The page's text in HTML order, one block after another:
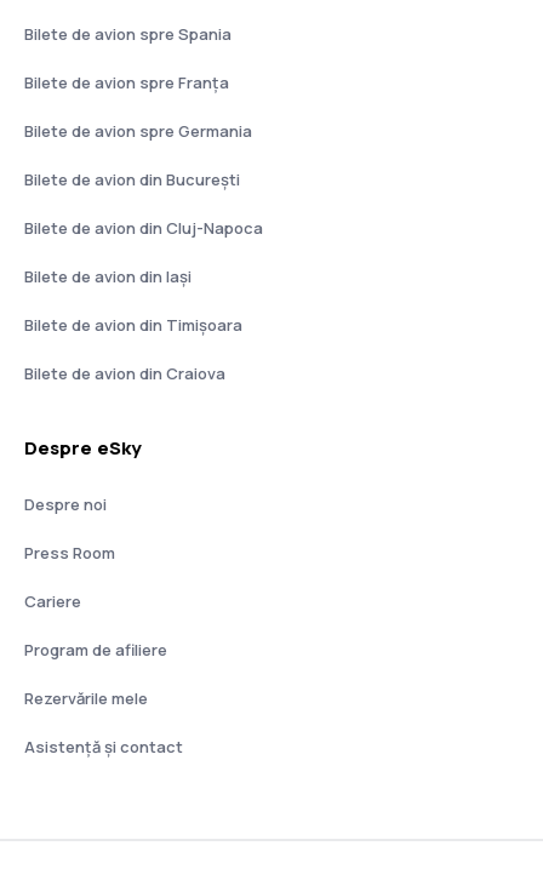
Bilete de avion spre Spania
Bilete de avion spre Franţa
Bilete de avion spre Germania
Bilete de avion din București
Bilete de avion din Cluj-Napoca
Bilete de avion din Iași
Bilete de avion din Timișoara
Bilete de avion din Craiova
Despre eSky
Despre noi
Press Room
Cariere
Program de afiliere
Rezervările mele
Asistenţă şi contact